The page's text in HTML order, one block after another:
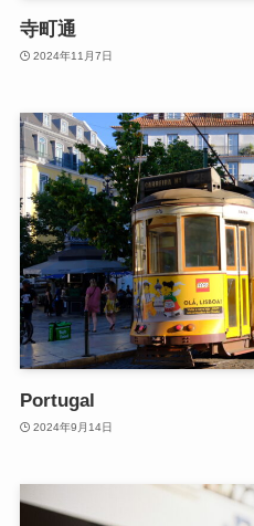
寺町通
2024年11月7日
Portugal
2024年9月14日